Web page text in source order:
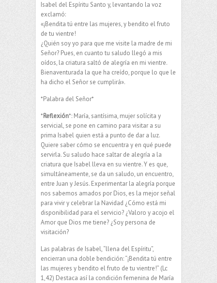
Isabel del Espíritu Santo y, levantando la voz
exclamó:
«¡Bendita tú entre las mujeres, y bendito el fruto
de tu vientre!
¿Quién soy yo para que me visite la madre de mi
Señor? Pues, en cuanto tu saludo llegó a mis
oídos, la criatura saltó de alegría en mi vientre.
Bienaventurada la que ha creído, porque lo que le
ha dicho el Señor se cumplirá».
*Palabra del Señor*
*Reflexión*: María, santísima, mujer solícita y
servicial, se pone en camino para visitar a su
prima Isabel quien está a punto de dar a luz.
Quiere saber cómo se encuentra y en qué puede
servirla. Su saludo hace saltar de alegría a la
criatura que Isabel lleva en su vientre. Y es que,
simultáneamente, se da un saludo, un encuentro,
entre Juan y Jesús. Experimentar la alegría porque
nos sabemos amados por Dios, es la mejor señal
para vivir y celebrar la Navidad ¿Cómo está mi
disponibilidad para el servicio? ¿Valoro y acojo el
Amor que Dios me tiene? ¿Soy persona de
visitación?
Las palabras de Isabel, “llena del Espíritu”,
encierran una doble bendición: “¡Bendita tú entre
las mujeres y bendito el fruto de tu vientre!” (Lc
1,42) Destaca así la condición femenina de María